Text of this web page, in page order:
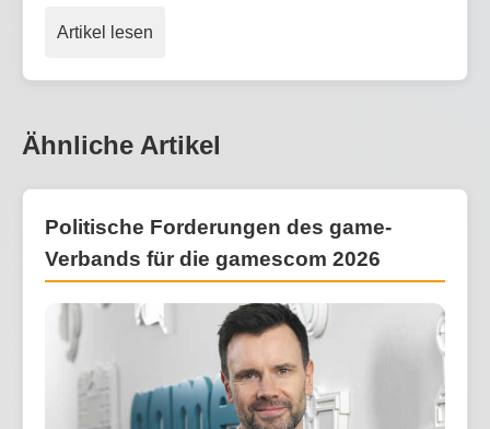
Artikel lesen
Ähnliche Artikel
Politische Forderungen des game-
Verbands für die gamescom 2026